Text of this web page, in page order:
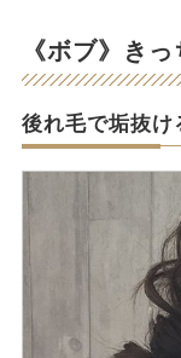
《ボブ》き
後れ毛で垢抜け